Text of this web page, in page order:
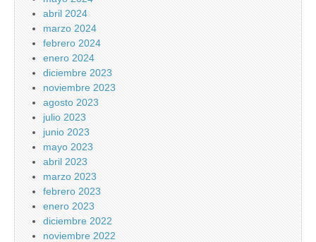
abril 2024
marzo 2024
febrero 2024
enero 2024
diciembre 2023
noviembre 2023
agosto 2023
julio 2023
junio 2023
mayo 2023
abril 2023
marzo 2023
febrero 2023
enero 2023
diciembre 2022
noviembre 2022